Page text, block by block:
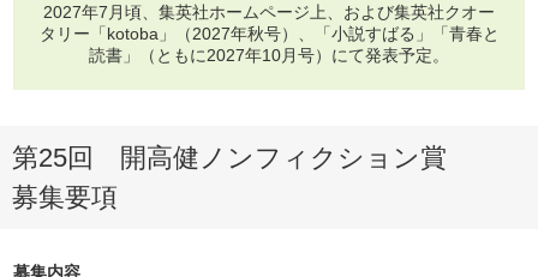
2027年7月頃、集英社ホームページ上、および集英社クオー
タリー「kotoba」（2027年秋号）、「小説すばる」「青春と
読書」（ともに2027年10月号）にて発表予定。
第25回 開高健ノンフィクション賞
募集要項
募集内容